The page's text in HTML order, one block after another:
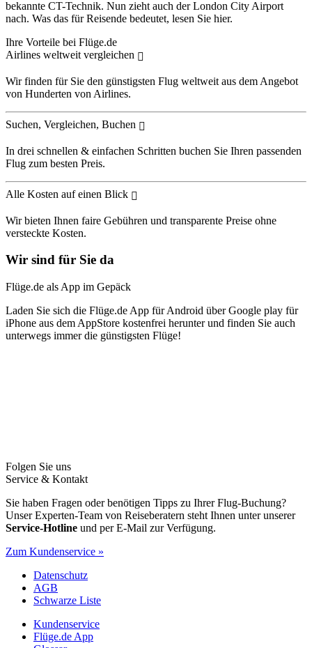
bekannte CT-Technik. Nun zieht auch der London City Airport
nach. Was das für Reisende bedeutet, lesen Sie hier.
Ihre Vorteile bei Flüge.de
Airlines weltweit vergleichen
Wir finden für Sie den günstigsten Flug weltweit aus dem Angebot
von Hunderten von Airlines.
Suchen, Vergleichen, Buchen
In drei schnellen & einfachen Schritten buchen Sie Ihren passenden
Flug zum besten Preis.
Alle Kosten auf einen Blick
Wir bieten Ihnen faire Gebühren und transparente Preise ohne
versteckte Kosten.
Wir sind für Sie da
Flüge.de als App im Gepäck
Laden Sie sich die Flüge.de App für Android über Google play für
iPhone aus dem AppStore kostenfrei herunter und finden Sie auch
unterwegs immer die günstigsten Flüge!
Folgen Sie uns
Service & Kontakt
Sie haben Fragen oder benötigen Tipps zu Ihrer Flug-Buchung?
Unser Experten-Team von Reiseberatern steht Ihnen unter unserer
Service-Hotline und per E-Mail zur Verfügung.
Zum Kundenservice »
Datenschutz
AGB
Schwarze Liste
Kundenservice
Flüge.de App